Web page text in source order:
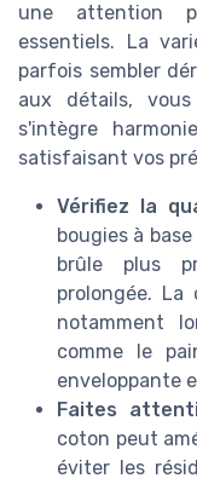
une attention
essentiels. La
parfois sembler
aux détails,
s'intègre
satisfaisant vos
Vérifiez la
bougies à
brûle plus
prolongée.
notamment
comme le
enveloppante
Faites
coton peut
éviter les